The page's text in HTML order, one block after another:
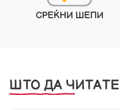
СРЕЌНИ ШЕПИ
ШТО ДА